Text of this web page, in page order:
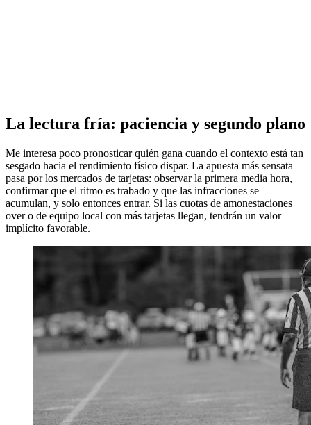
La lectura fría: paciencia y segundo plano
Me interesa poco pronosticar quién gana cuando el contexto está tan
sesgado hacia el rendimiento físico dispar. La apuesta más sensata
pasa por los mercados de tarjetas: observar la primera media hora,
confirmar que el ritmo es trabado y que las infracciones se
acumulan, y solo entonces entrar. Si las cuotas de amonestaciones
over o de equipo local con más tarjetas llegan, tendrán un valor
implícito favorable.